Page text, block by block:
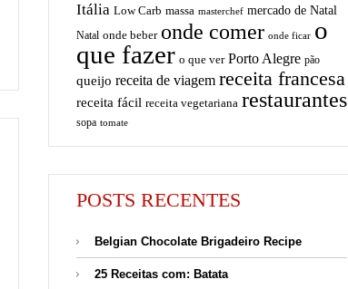
Itália Low Carb massa masterchef mercado de Natal
Natal onde beber onde comer onde ficar o
que fazer o que ver Porto Alegre pão
queijo receita de viagem receita francesa
receita fácil receita vegetariana restaurantes
sopa tomate
POSTS RECENTES
Belgian Chocolate Brigadeiro Recipe
25 Receitas com: Batata